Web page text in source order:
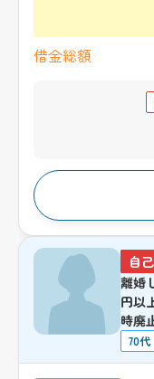
借金総額
自
離婚
円以
時廃
70代